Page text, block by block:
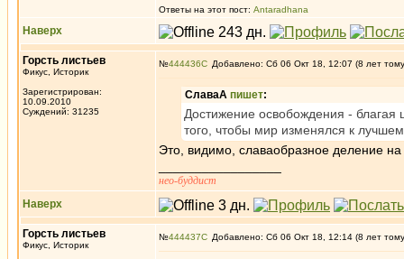
Ответы на этот пост: Antaradhana
Наверх
Горсть листьев
Фикус, Историк
Зарегистрирован:
10.09.2010
Суждений: 31235
№444436 Добавлено: Сб 06 Окт 18, 12:07 (8 лет
СлаваА пишет:
Достижение освобождения -
того, чтобы мир изменялся к
Это, видимо, славаобразное деление
нео-буддист
Наверх
Горсть листьев
Фикус, Историк
№444437 Добавлено: Сб 06 Окт 18, 12:14 (8 лет